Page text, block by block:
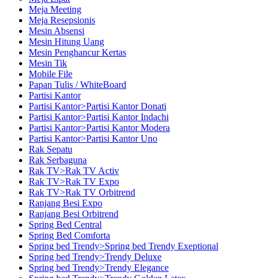
Meja Meeting
Meja Resepsionis
Mesin Absensi
Mesin Hitung Uang
Mesin Penghancur Kertas
Mesin Tik
Mobile File
Papan Tulis / WhiteBoard
Partisi Kantor
Partisi Kantor>Partisi Kantor Donati
Partisi Kantor>Partisi Kantor Indachi
Partisi Kantor>Partisi Kantor Modera
Partisi Kantor>Partisi Kantor Uno
Rak Sepatu
Rak Serbaguna
Rak TV>Rak TV Activ
Rak TV>Rak TV Expo
Rak TV>Rak TV Orbitrend
Ranjang Besi Expo
Ranjang Besi Orbitrend
Spring Bed Central
Spring Bed Comforta
Spring bed Trendy>Spring bed Trendy Exeptional
Spring bed Trendy>Trendy Deluxe
Spring bed Trendy>Trendy Elegance